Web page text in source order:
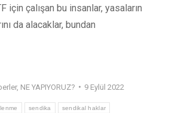
için çalışan bu insanlar, yasaların
da alacaklar, bundan
, NE YAPIYORUZ? 9 Eylül 2022
sendika sendikal haklar